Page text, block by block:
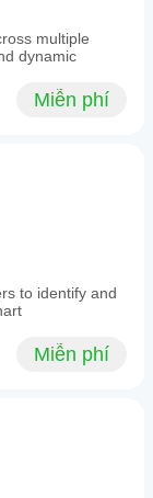
multiple
dynamic
Miễn phí
to identify and
Miễn phí